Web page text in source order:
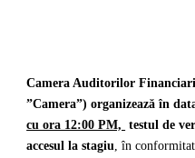
Camera Auditorilor
”Camera”) organizează în
cu ora 12:00 PM, testul de
accesul la stagiu , în